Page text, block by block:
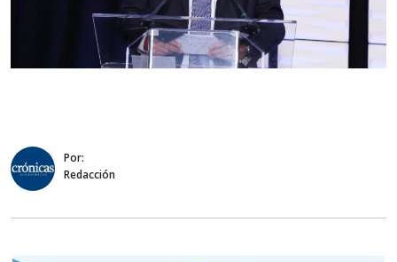
Por:
Redacción